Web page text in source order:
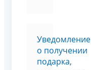
Уведомление
о получении
подарка,